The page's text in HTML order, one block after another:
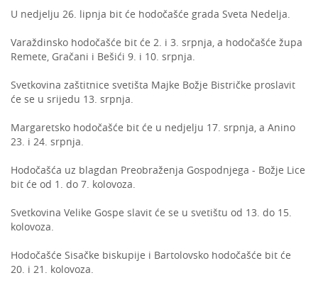
U nedjelju 26. lipnja bit će hodočašće grada Sveta Nedelja.
Varaždinsko hodočašće bit će 2. i 3. srpnja, a hodočašće župa
Remete, Gračani i Bešići 9. i 10. srpnja.
Svetkovina zaštitnice svetišta Majke Božje Bistričke proslavit
će se u srijedu 13. srpnja.
Margaretsko hodočašće bit će u nedjelju 17. srpnja, a Anino
23. i 24. srpnja.
Hodočašća uz blagdan Preobraženja Gospodnjega - Božje Lice
bit će od 1. do 7. kolovoza.
Svetkovina Velike Gospe slavit će se u svetištu od 13. do 15.
kolovoza.
Hodočašće Sisačke biskupije i Bartolovsko hodočašće bit će
20. i 21. kolovoza.